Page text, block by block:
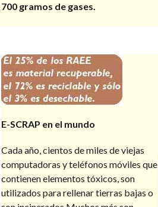
700 gramos de gases.
E-SCRAP en el mundo
Cada año, cientos de miles de viejas
computadoras y teléfonos móviles que
contienen elementos tóxicos, son
utilizados para rellenar tierras bajas o